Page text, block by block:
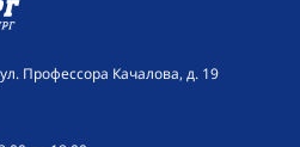
Профессора Качалова, д. 19